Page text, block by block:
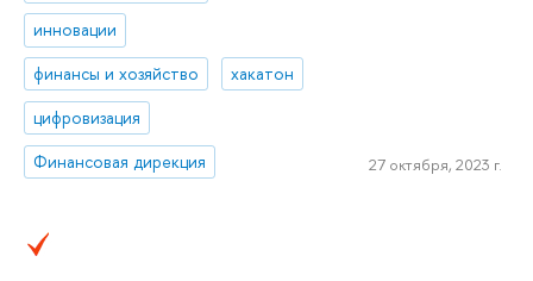
инновации
финансы и хозяйство
хакатон
цифровизация
Финансовая дирекция
27 октября, 2023 г.